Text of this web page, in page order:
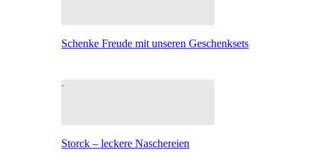
Schenke Freude mit unseren Geschenksets
Storck – leckere Naschereien